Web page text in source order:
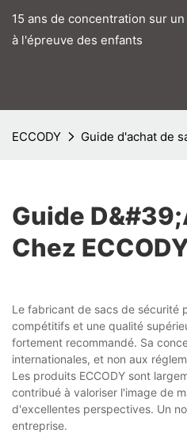
15 ans de concentration sur
à l'épreuve des enfants
ECCODY Guide d'achat de
Guide
Chez
Le fabricant de sacs de sécurité
compétitifs et une qualité
fortement recommandé. Sa
internationales, et non aux
Les produits ECCODY sont
contribué à valoriser l'image de
d'excellentes perspectives. Un
entreprise.